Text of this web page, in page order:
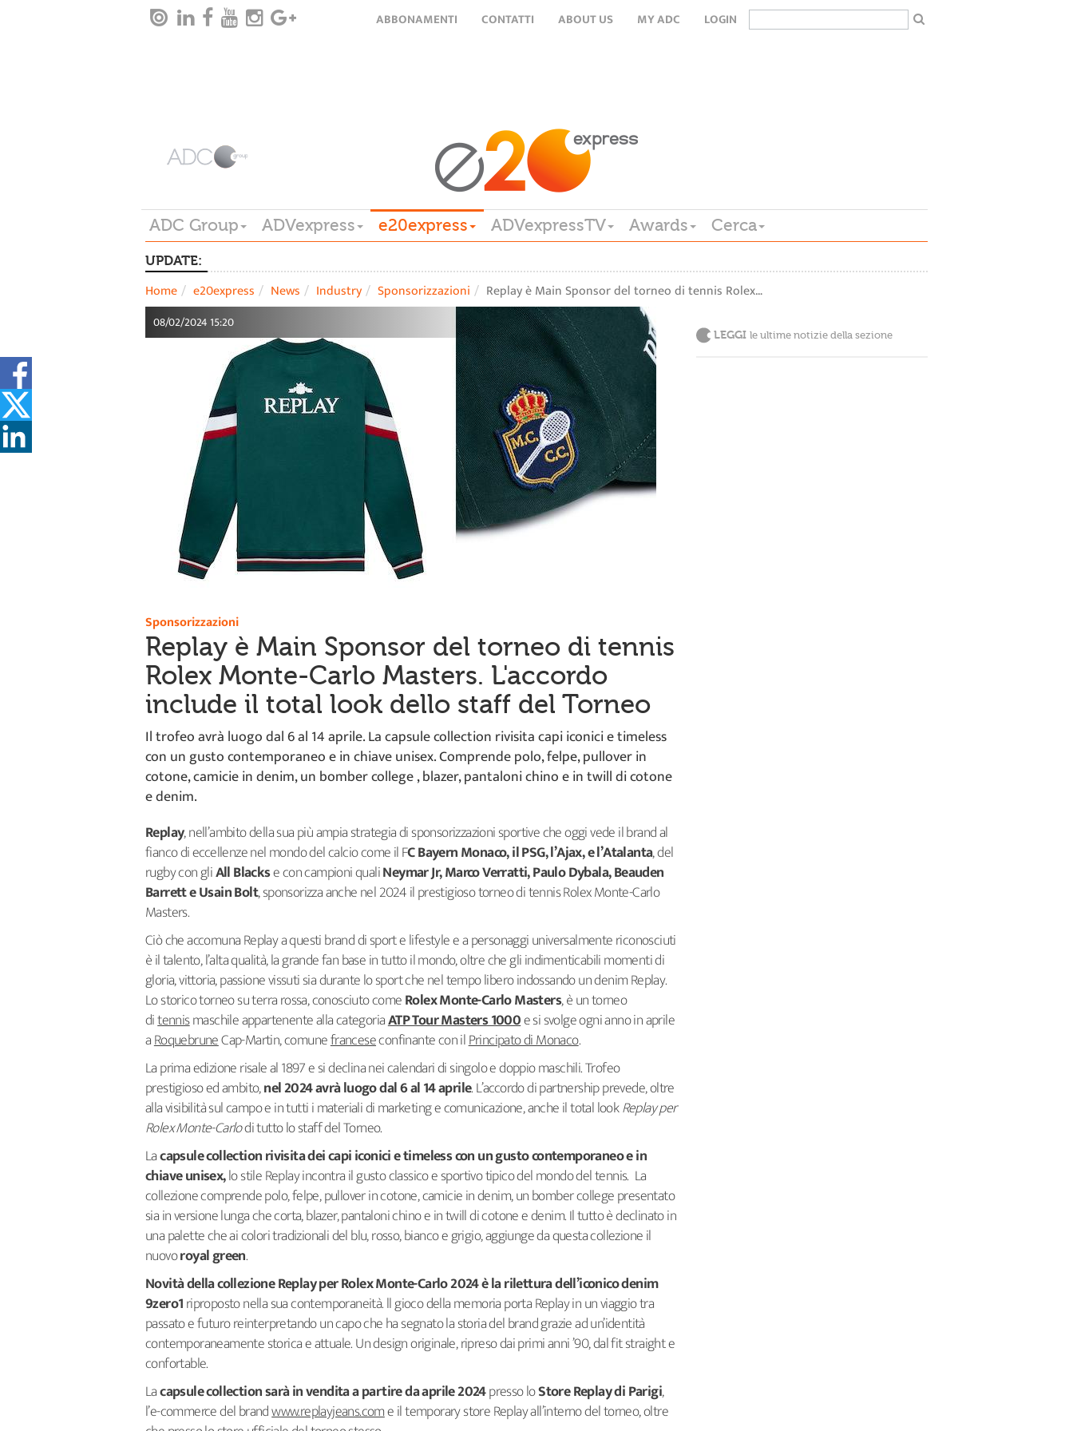
ABBONAMENTI CONTATTI ABOUT US MY ADC LOGIN
ADC Group ADVexpress e20express ADVexpressTV Awards Cerca
UPDATE:
Home e20express News Industry Sponsorizzazioni Replay è Main Sponsor del torneo di tennis Rolex…
08/02/2024 15:20
Sponsorizzazioni
Replay è Main Sponsor del torneo di tennis
Rolex Monte-Carlo Masters. L'accordo
include il total look dello staff del Torneo
Il trofeo avrà luogo dal 6 al 14 aprile. La capsule collection rivisita capi iconici e timeless
con un gusto contemporaneo e in chiave unisex. Comprende polo, felpe, pullover in
cotone, camicie in denim, un bomber college , blazer, pantaloni chino e in twill di cotone
e denim.
Replay, nell’ambito della sua più ampia strategia di sponsorizzazioni sportive che oggi vede il brand al
fianco di eccellenze nel mondo del calcio come il FC Bayern Monaco, il PSG, l’Ajax, e l’Atalanta, del
rugby con gliAll Blackse con campioni qualiNeymar Jr, Marco Verratti, Paulo Dybala, Beauden
Barrett e Usain Bolt, sponsorizza anche nel 2024 il prestigioso torneo di tennis Rolex Monte-Carlo
Masters.
Ciò che accomuna Replay a questi brand di sport e lifestyle e a personaggi universalmente riconosciuti
è il talento, l’alta qualità, la grande fan base in tutto il mondo, oltre che gli indimenticabili momenti di
gloria, vittoria, passione vissuti sia durante lo sport che nel tempo libero indossando un denim Replay.
Lo storico torneo su terra rossa, conosciuto comeRolex Monte-Carlo Masters, è un torneo
ditennismaschile appartenente alla categoriaATP Tour Masters 1000e si svolge ogni anno in aprile
aRoquebruneCap-Martin, comunefranceseconfinante con ilPrincipato di Monaco.
La prima edizione risale al 1897 e si declina nei calendari di singolo e doppio maschili. Trofeo
prestigioso ed ambito,nel 2024 avrà luogo dal 6 al 14 aprile. L’accordo di partnership prevede, oltre
alla visibilità sul campo e in tutti i materiali di marketing e comunicazione, anche il total lookReplay per
Rolex Monte-Carlodi tutto lo staff del Torneo.
Lacapsule collection rivisita dei capi iconici e timeless con un gusto contemporaneo e in
chiave unisex,lo stile Replay incontra il gusto classico e sportivo tipico del mondo del tennis. La
collezione comprende polo, felpe, pullover in cotone, camicie in denim, un bomber college presentato
sia in versione lunga che corta, blazer, pantaloni chino e in twill di cotone e denim. Il tutto è declinato in
una palette che ai colori tradizionali del blu, rosso, bianco e grigio, aggiunge da questa collezione il
nuovoroyalgreen.
Novità della collezione Replay per Rolex Monte-Carlo 2024 è la rilettura dell’iconico denim
9zero1riproposto nella sua contemporaneità. ll gioco della memoria porta Replay in un viaggio tra
passato e futuro reinterpretando un capo che ha segnato la storia del brand grazie ad un’identità
contemporaneamente storica e attuale. Un design originale, ripreso dai primi anni ’90, dal fit straight e
confortable.
Lacapsule collection sarà in vendita a partire da aprile 2024presso loStore Replay di Parigi,
l’e-commerce del brandwww.replayjeans.come il temporary store Replay all’interno del torneo, oltre
LEGGI le ultime notizie della sezione